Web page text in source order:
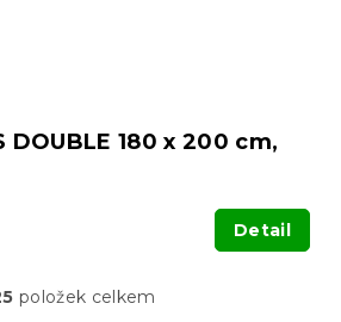
DOUBLE 180 x 200 cm,
Detail
O
položek celkem